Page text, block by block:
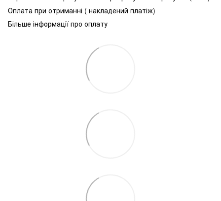
Оплата при отриманні ( накладений платіж)
Більше інформації про оплату